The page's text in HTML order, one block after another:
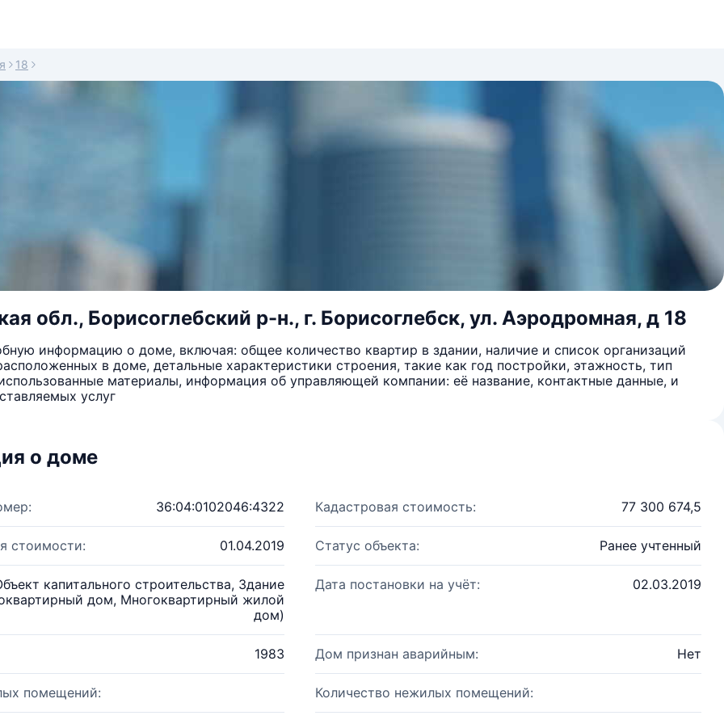
18
обл., Борисоглебский р-н., г. Борисоглебск, ул. Аэродромная, д 18
информацию о доме, включая: общее количество квартир в здании, наличие и список организаций
в доме, детальные характеристики строения, такие как год постройки, этажность, тип
материалы, информация об управляющей компании: её название, контактные данные, и
услуг
о доме
36:04:0102046:4322 Кадастровая стоимость: 77 300 674,5
стоимости: 01.04.2019 Статус объекта: Ранее учтенный
капитального строительства, Здание
дом, Многоквартирный жилой
дом)
Дата постановки на учёт: 02.03.2019
1983 Дом признан аварийным: Нет
помещений: Количество нежилых помещений: